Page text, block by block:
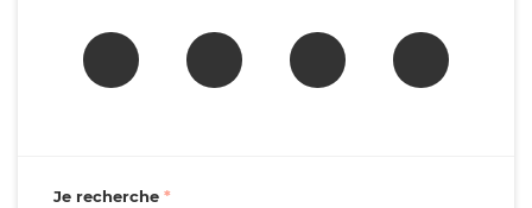
Je recherche